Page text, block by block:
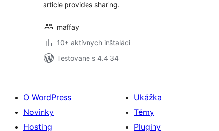
article provides sharing.
maffay
10+ aktívnych inštalácií
Testované s 4.4.34
O WordPress
Novinky
Hosting
Ukážka
Témy
Pluginy